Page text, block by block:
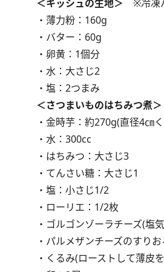
＜キッシュの生地＞ ※冷凍
・薄力粉：160g
・バター：60g
・卵黄：1個分
・水：大さじ2
・塩：2つまみ
＜さつまいものはちみつ煮＞
・金時芋：約270g(直径4㎝
・水：300cc
・はちみつ：大さじ3
・てんさい糖：大さじ1
・塩：小さじ1/2
・ローリエ：1/2枚
・ゴルゴンゾーラチーズ(塩
・パルメザンチーズのすり
・くるみ(ローストして薄皮